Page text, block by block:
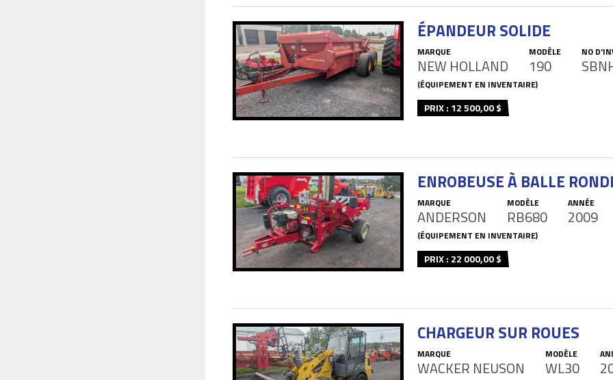
ÉPANDEUR SOLIDE
MARQUE
NEW HOLLAND
MODÈLE
190
NO
(ÉQUIPEMENT EN INVENTAIRE)
PRIX : 12 500,00 $
ENROBEUSE À BALLE
MARQUE
ANDERSON
MODÈLE
RB680
ANNÉE
2009
(ÉQUIPEMENT EN INVENTAIRE)
PRIX : 22 000,00 $
CHARGEUR SUR ROUES
MARQUE
WACKER NEUSON
MODÈLE
WL30